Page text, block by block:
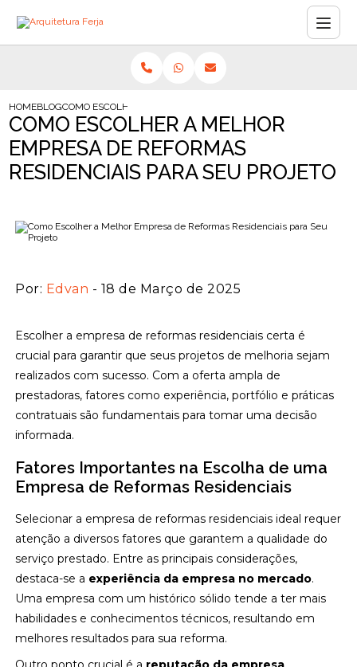
HOMEBLOGCOMO ESCOLHER A MELHOR EMPRESA DE REFORMAS
COMO ESCOLHER A MELHOR
EMPRESA DE REFORMAS
RESIDENCIAIS PARA SEU PROJETO
Por: Edvan - 18 de Março de 2025
Escolher a empresa de reformas residenciais certa é
crucial para garantir que seus projetos de melhoria sejam
realizados com sucesso. Com a oferta ampla de
prestadoras, fatores como experiência, portfólio e práticas
contratuais são fundamentais para tomar uma decisão
informada.
Fatores Importantes na Escolha de uma
Empresa de Reformas Residenciais
Selecionar a empresa de reformas residenciais ideal requer
atenção a diversos fatores que garantem a qualidade do
serviço prestado. Entre as principais considerações,
destaca-se a experiência da empresa no mercado.
Uma empresa com um histórico sólido tende a ter mais
habilidades e conhecimentos técnicos, resultando em
melhores resultados para sua reforma.